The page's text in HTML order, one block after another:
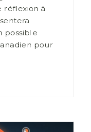
réflexion à
possible
pour